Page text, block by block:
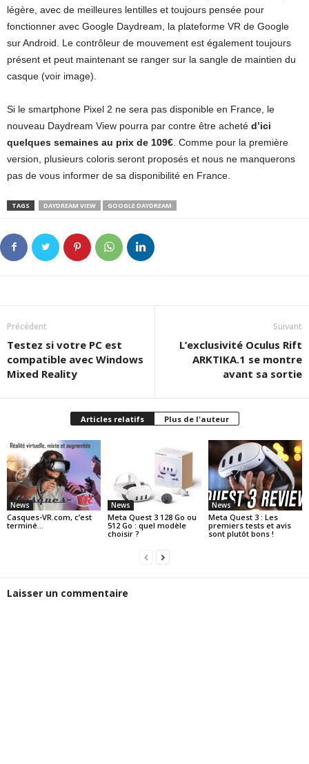
légère, avec de meilleures lentilles et toujours pensée pour
fonctionner avec Google Daydream, la plateforme VR de Google
sur Android. Le contrôleur de mouvement est également toujours
présent et peut maintenant se ranger sur la sangle de maintien du
casque (voir image).
Si le smartphone Pixel 2 ne sera pas disponible en France, le
nouveau Daydream View pourra par contre être acheté d’ici
quelques semaines au prix de 109€ . Comme pour la première
version, plusieurs coloris seront proposés et nous ne manquerons
pas de vous informer de sa disponibilité en France.
TAGS DAYDREAM VIEW GOOGLE DAYDREAM
Précédent
Testez si votre PC est
compatible avec Windows
Mixed Reality
Suivant
L’exclusivité Oculus Rift
ARKTIKA.1 se montre
avant sa sortie
Articles relatifs Plus de l'auteur
News
Casques-VR.com, c’est
terminé…
News
Meta Quest 3 128 Go ou
512 Go : quel modèle
choisir ?
News
Meta Quest 3 : Les
premiers tests et avis
sont plutôt bons !
Laisser un commentaire